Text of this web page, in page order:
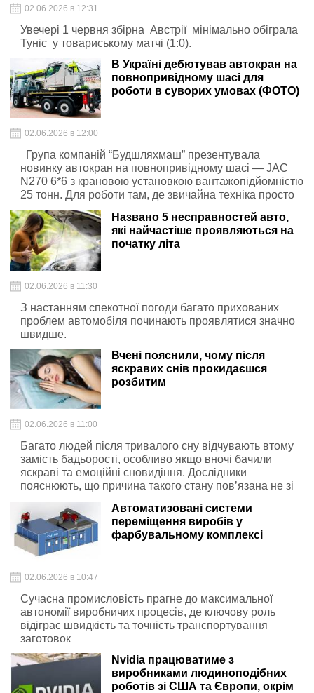
02.06.2026 в 12:31
Увечері 1 червня збірна Австрії мінімально обіграла
Туніс у товариському матчі (1:0).
В Україні дебютував автокран на
повнопривідному шасі для
роботи в суворих умовах (ФОТО)
02.06.2026 в 12:00
Група компаній “Будшляхмаш” презентувала
новинку автокран на повнопривідному шасі — JAC
N270 6*6 з крановою установкою вантажопідйомністю
25 тонн. Для роботи там, де звичайна техніка просто
не проїде.
Названо 5 несправностей авто,
які найчастіше проявляються на
початку літа
02.06.2026 в 11:30
З настанням спекотної погоди багато прихованих
проблем автомобіля починають проявлятися значно
швидше.
Вчені пояснили, чому після
яскравих снів прокидаєшся
розбитим
02.06.2026 в 11:00
Багато людей після тривалого сну відчувають втому
замість бадьорості, особливо якщо вночі бачили
яскраві та емоційні сновидіння. Дослідники
пояснюють, що причина такого стану пов’язана не зі
снами як такими, а з особливостями роботи мозку під
час відпочинку.
Автоматизовані системи
переміщення виробів у
фарбувальному комплексі
02.06.2026 в 10:47
Сучасна промисловість прагне до максимальної
автономії виробничих процесів, де ключову роль
відіграє швидкість та точність транспортування
заготовок
Nvidia працюватиме з
виробниками людиноподібних
роботів зі США та Європи, окрім